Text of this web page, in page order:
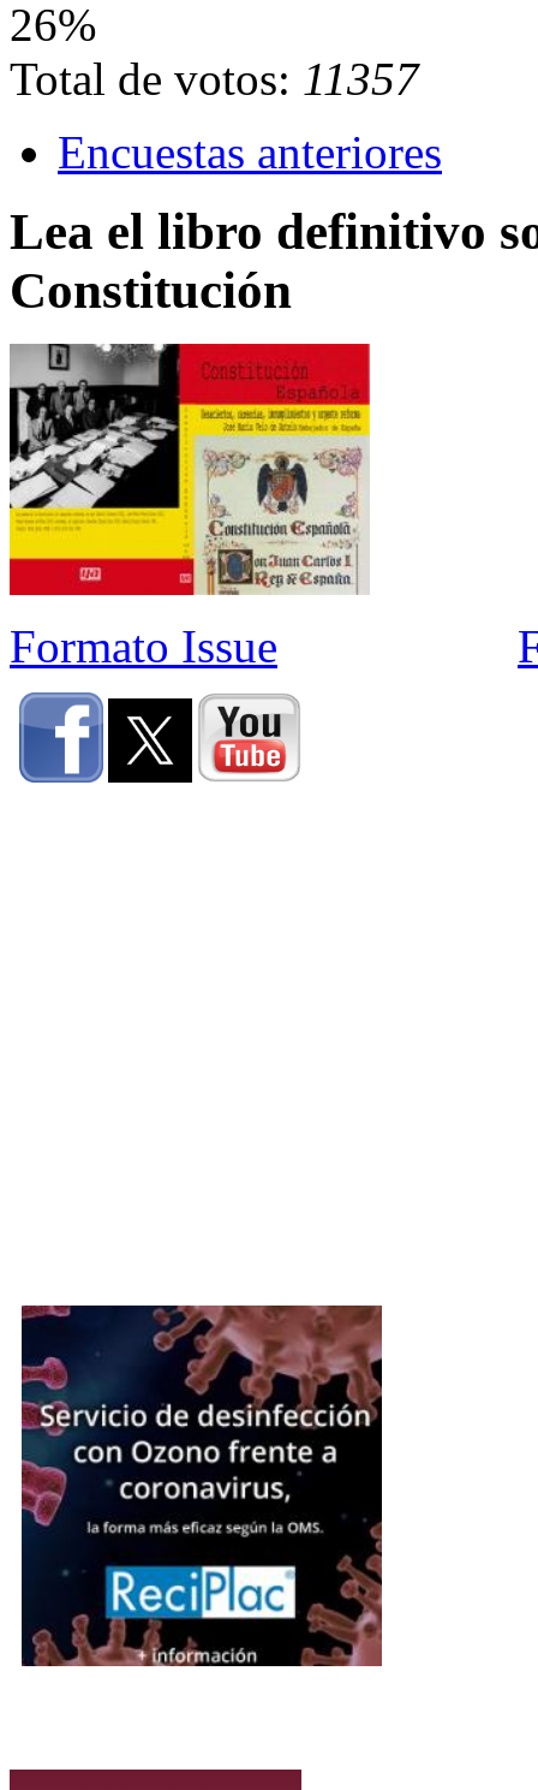
26%
Total de votos: 11357
Encuestas anteriores
Lea el libro definitivo
Constitución
Formato Issue